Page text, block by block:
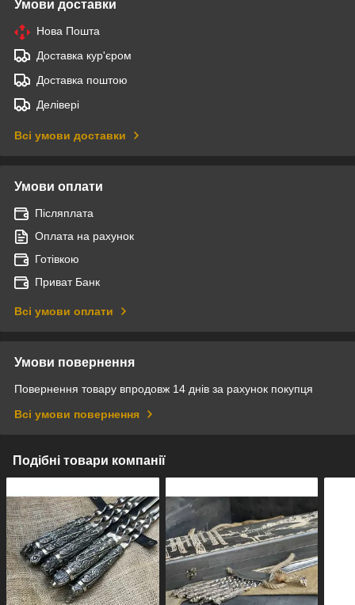
Умови доставки
Нова Пошта
Доставка кур'єром
Доставка поштою
Делівері
Всі умови доставки
Умови оплати
Післяплата
Оплата на рахунок
Готівкою
Приват Банк
Всі умови оплати
Умови повернення
Повернення товару впродовж 14 днів за рахунок покупця
Всі умови повернення
Подібні товари компанії